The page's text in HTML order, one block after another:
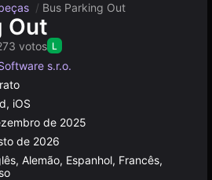
/ Bus Parking Out
Out
votos L
s.r.o.
iOS
de 2025
de 2026
Alemão, Espanhol, Francês,